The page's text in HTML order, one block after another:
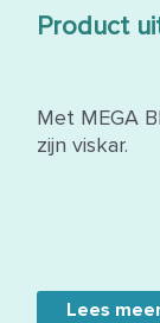
Product
Met MEGA
zijn viskar.
Lees